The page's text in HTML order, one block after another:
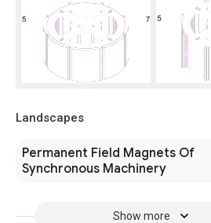
Landscapes
Permanent Field Magnets Of
Synchronous Machinery
Show more